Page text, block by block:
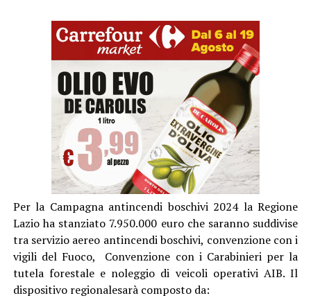
Per la Campagna antincendi boschivi 2024 la Regione
Lazio ha stanziato 7.950.000 euro che saranno suddivise
tra servizio aereo antincendi boschivi, convenzione con i
vigili del Fuoco, Convenzione con i Carabinieri per la
tutela forestale e noleggio di veicoli operativi AIB. Il
dispositivo regionalesarà composto da: